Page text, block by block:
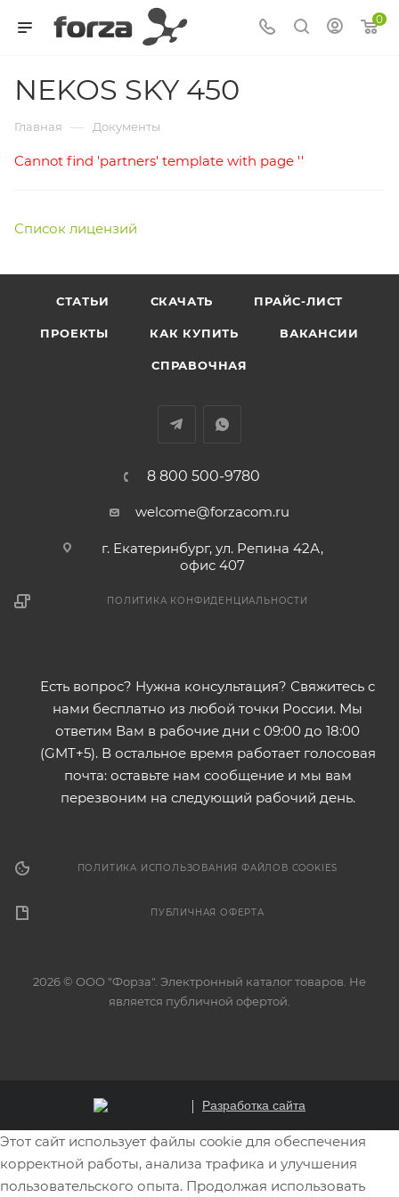
0
NEKOS SKY 450
Главная — Документы
Cannot find 'partners' template with page ''
Список лицензий
СТАТЬИ СКАЧАТЬ ПРАЙС-ЛИСТ
ПРОЕКТЫ КАК КУПИТЬ ВАКАНСИИ
СПРАВОЧНАЯ
8 800 500-9780
welcome@forzacom.ru
г. Екатеринбург, ул. Репина 42А,
офис 407
ПОЛИТИКА КОНФИДЕНЦИАЛЬНОСТИ
Есть вопрос? Нужна консультация? Свяжитесь с
нами бесплатно из любой точки России. Мы
ответим Вам в рабочие дни с 09:00 до 18:00
(GMT+5). В остальное время работает голосовая
почта: оставьте нам сообщение и мы вам
перезвоним на следующий рабочий день.
ПОЛИТИКА ИСПОЛЬЗОВАНИЯ ФАЙЛОВ COOKIES
ПУБЛИЧНАЯ ОФЕРТА
2026 © ООО "Форза". Электронный каталог товаров. Не
является публичной офертой.
Разработка сайта
Этот сайт использует файлы cookie для обеспечения
корректной работы, анализа трафика и улучшения
пользовательского опыта. Продолжая использовать